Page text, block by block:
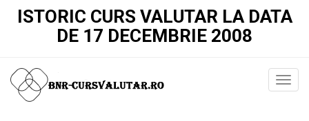
ISTORIC CURS VALUTAR LA DATA
DE 17 DECEMBRIE 2008